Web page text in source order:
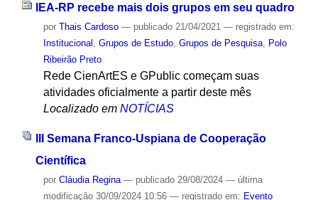
IEA-RP recebe mais dois grupos em seu quadro
por Thais Cardoso — publicado21/04/2021 — registrado em:
Institucional Grupos de Estudo, Grupos de Pesquisa, Polo
Ribeirão Preto
Rede CienArtES e GPublic começam suas
atividades oficialmente a partir deste mês
Localizado em NOTÍCIAS
III Semana Franco-Uspiana de Cooperação
Científica
por Cláudia Regina — publicado29/08/2024 — última
modificação30/09/2024 10:56 — registrado em: Evento